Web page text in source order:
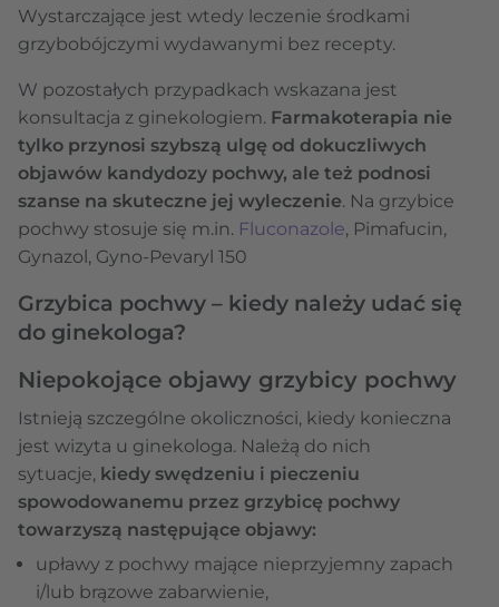
Wystarczające jest wtedy leczenie środkami
grzybobójczymi wydawanymi bez recepty.
W pozostałych przypadkach wskazana jest
konsultacja z ginekologiem. Farmakoterapia nie
tylko przynosi szybszą ulgę od dokuczliwych
objawów kandydozy pochwy, ale też podnosi
szanse na skuteczne jej wyleczenie. Na grzybice
pochwy stosuje się m.in. Fluconazole, Pimafucin,
Gynazol, Gyno-Pevaryl 150
Grzybica pochwy – kiedy należy udać się
do ginekologa?
Niepokojące objawy grzybicy pochwy
Istnieją szczególne okoliczności, kiedy konieczna
jest wizyta u ginekologa. Należą do nich
sytuacje, kiedy swędzeniu i pieczeniu
spowodowanemu przez grzybicę pochwy
towarzyszą następujące objawy:
upławy z pochwy mające nieprzyjemny zapach
i/lub brązowe zabarwienie,